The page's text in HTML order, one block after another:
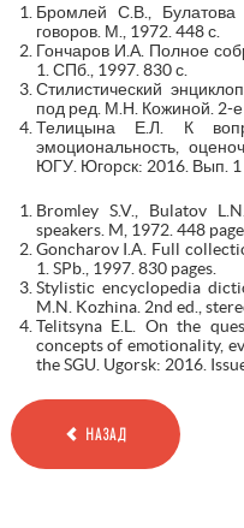
Бромлей С.В.,
говоров. М., 1972. 448 с.
Гончаров И.А. Полное
1. СПб., 1997. 830 с.
Стилистический
под ред. М.Н. Кожиной. 2-е
Телицына Е.Л. К
эмоциональность,
ЮГУ. Югорск: 2016. Вып. 1
Bromley S.V., Bulatov
speakers. M, 1972. 448
Goncharov I.A. Full
1. SPb., 1997. 830 pages.
Stylistic encyclopedia
M.N. Kozhina. 2nd ed.,
Telitsyna E.L. On the
concepts of emotionality,
the SGU. Ugorsk: 2016.
НАЗАД